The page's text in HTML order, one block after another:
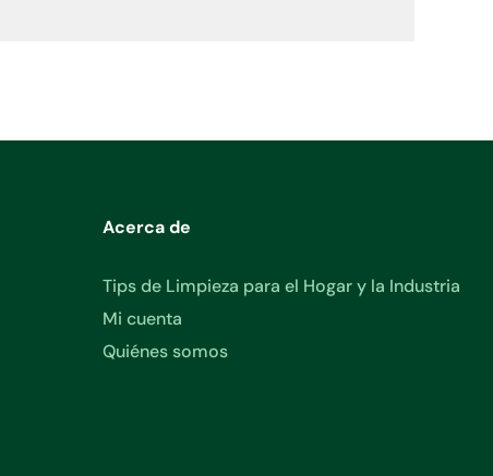
Acerca de
Tips de Limpieza para el Hogar y la Industria
Mi cuenta
Quiénes somos